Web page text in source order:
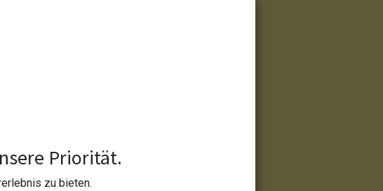
Priorität.
zu bieten.